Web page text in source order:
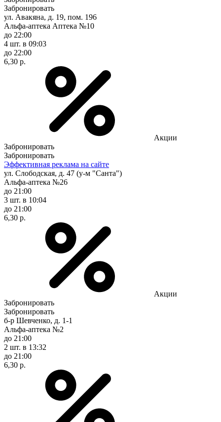
Забронировать
ул. Авакяна, д. 19, пом. 196
Альфа-аптека Аптека №10
до 22:00
4 шт. в 09:03
до 22:00
6,30 р.
Акции
Забронировать
Забронировать
Эффективная реклама на сайте
ул. Слободская, д. 47 (у-м "Санта")
Альфа-аптека №26
до 21:00
3 шт. в 10:04
до 21:00
6,30 р.
Акции
Забронировать
Забронировать
б-р Шевченко, д. 1-1
Альфа-аптека №2
до 21:00
2 шт. в 13:32
до 21:00
6,30 р.